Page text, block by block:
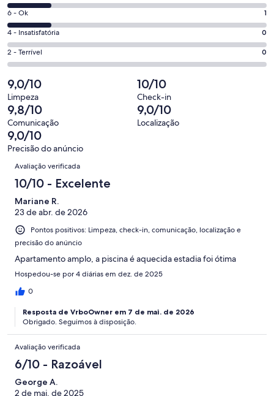
Excelente.
4
de
6
avaliações
8
-
Boa.
1
de
avaliações
Nota
6
-
Ok.
1
de
6
avaliações
6 - Ok 1
Nota
4
-
0
de
6
avaliações
4 - Insatisfatória 0
Nota
2
-
Terrível.
0
de
6
avaliações
2 - Terrível 0
9,0/10
Limpeza
10/10
Check-in
9,8/10
Comunicação
9,0/10
Localização
9,0/10
Precisão do anúncio
Avaliações
Avaliação verificada
10/10 - Excelente
Mariane R.
23 de abr. de 2026
Pontos positivos: Limpeza, check-in, comunicação, localização e
precisão do anúncio
Apartamento amplo, a piscina é aquecida estadia foi ótima
Hospedou-se por 4 diárias em dez. de 2025
0
Resposta de VrboOwner em 7 de mai. de 2026
Obrigado. Seguimos à disposição.
Avaliação verificada
6/10 - Razoável
George A.
2 de mai. de 2025